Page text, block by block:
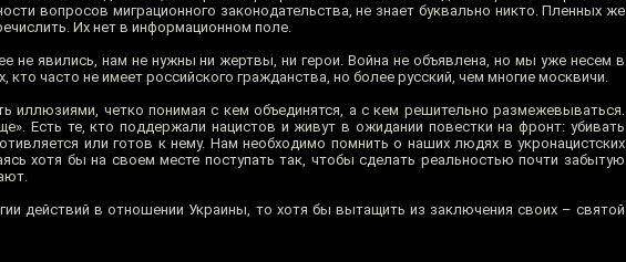
вопросов миграционного законодательства, не знает буквально никто. Пленных же
Их нет в информационном поле.
не явились, нам не нужны ни жертвы, ни герои. Война не объявлена, но мы уже несем в
кто часто не имеет российского гражданства, но более русский, чем многие москвичи.
иллюзиями, четко понимая с кем объединятся, а с кем решительно размежевываться.
Есть те, кто поддержали нацистов и живут в ожидании повестки на фронт: убивать
или готов к нему. Нам необходимо помнить о наших людях в укронацистских
хотя бы на своем месте поступать так, чтобы сделать реальностью почти забытую
действий в отношении Украины, то хотя бы вытащить из заключения своих – святой